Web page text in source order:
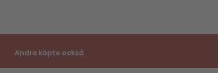
Andra köpte också